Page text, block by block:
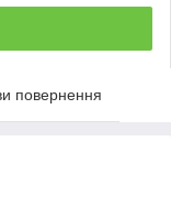
повернення